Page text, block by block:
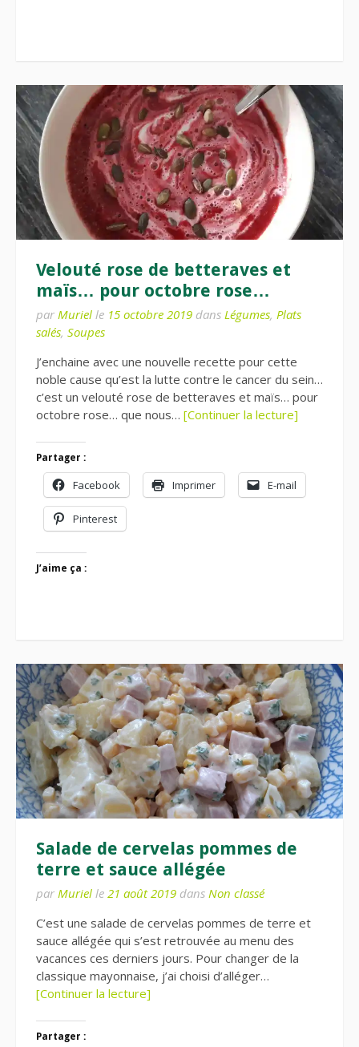
Velouté rose de betteraves et
maïs… pour octobre rose…
par Muriel le 15 octobre 2019 dans Légumes, Plats
salés, Soupes
J’enchaine avec une nouvelle recette pour cette
noble cause qu’est la lutte contre le cancer du sein…
c’est un velouté rose de betteraves et maïs… pour
octobre rose… que nous… [Continuer la lecture]
Partager :
Facebook Imprimer E-mail
Pinterest
J’aime ça :
Salade de cervelas pommes de
terre et sauce allégée
par Muriel le 21 août 2019 dans Non classé
C’est une salade de cervelas pommes de terre et
sauce allégée qui s’est retrouvée au menu des
vacances ces derniers jours. Pour changer de la
classique mayonnaise, j’ai choisi d’alléger…
[Continuer la lecture]
Partager :